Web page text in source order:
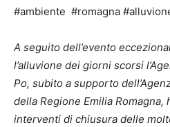
#ambiente #romagna
A seguito dell’evento
l’alluvione dei giorni scorsi
Po, subito a supporto
della Regione Emilia
interventi di chiusura delle